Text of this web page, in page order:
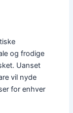
og frodige
Uanset
vil nyde
for enhver